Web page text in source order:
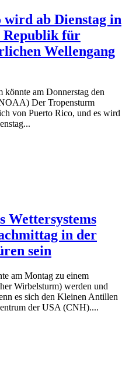
ab Dienstag in
Republik für
Wellengang
am Donnerstag den
Der Tropensturm
von Puerto Rico, und es wird
Wettersystems
in der
sein
am Montag zu einem
Wirbelsturm) werden und
es sich den Kleinen Antillen
der USA (CNH)....